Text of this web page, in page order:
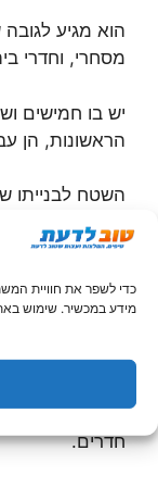
כדי לשפר את חוויית
מידע במכשיר. שימוש
מסחרי, וחדרי
יש בו חמישים
הראשונות, הן
השטח לבנייתו
כ-1,600 מקומות חנייה.
שטח כל קומה, של
חדרים.